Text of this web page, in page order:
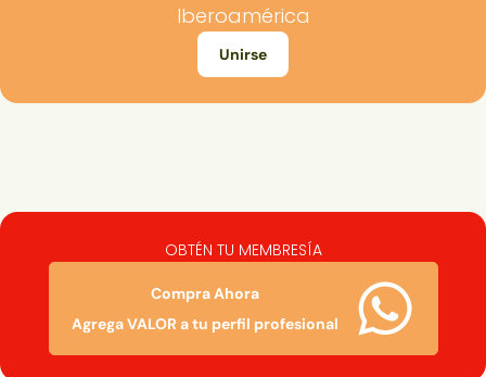
Iberoamérica
Unirse
OBTÉN TU MEMBRESÍA
Compra Ahora
Agrega VALOR a tu perfil profesional